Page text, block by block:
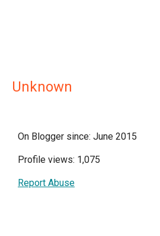
Unknown
On Blogger since: June 2015
Profile views: 1,075
Report Abuse